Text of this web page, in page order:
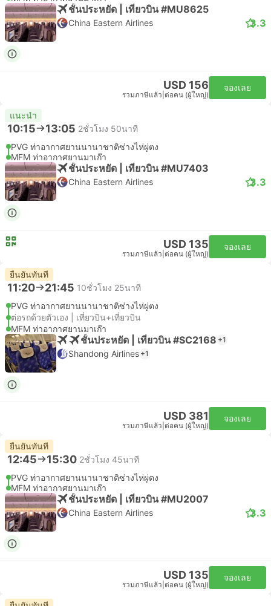
ชั้นประหยัด | เที่ยวบิน #MU8625
China Eastern Airlines 3.3
USD 156
รวมภาษีแล้ว ต่อคน (ผู้ใหญ่)
จองเลย
แนะนำ
10:15 13:05 2ชั่วโมง 50นาที
PVG ท่าอากาศยานนานาชาติซ่างไห่ผู่ตง
MFM ท่าอากาศยานมาเก๊า
ชั้นประหยัด | เที่ยวบิน #MU7403
China Eastern Airlines 3.3
USD 135
รวมภาษีแล้ว ต่อคน (ผู้ใหญ่)
จองเลย
ยืนยันทันที
11:20 21:45 10ชั่วโมง 25นาที
PVG ท่าอากาศยานนานาชาติซ่างไห่ผู่ตง
ต่อรถด้วยตัวเอง | เที่ยวบิน+เที่ยวบิน
MFM ท่าอากาศยานมาเก๊า
ชั้นประหยัด | เที่ยวบิน #SC2168 +1
Shandong Airlines +1
USD 381
รวมภาษีแล้ว ต่อคน (ผู้ใหญ่)
จองเลย
ยืนยันทันที
12:45 15:30 2ชั่วโมง 45นาที
PVG ท่าอากาศยานนานาชาติซ่างไห่ผู่ตง
MFM ท่าอากาศยานมาเก๊า
ชั้นประหยัด | เที่ยวบิน #MU2007
China Eastern Airlines 3.3
USD 135
รวมภาษีแล้ว ต่อคน (ผู้ใหญ่)
จองเลย